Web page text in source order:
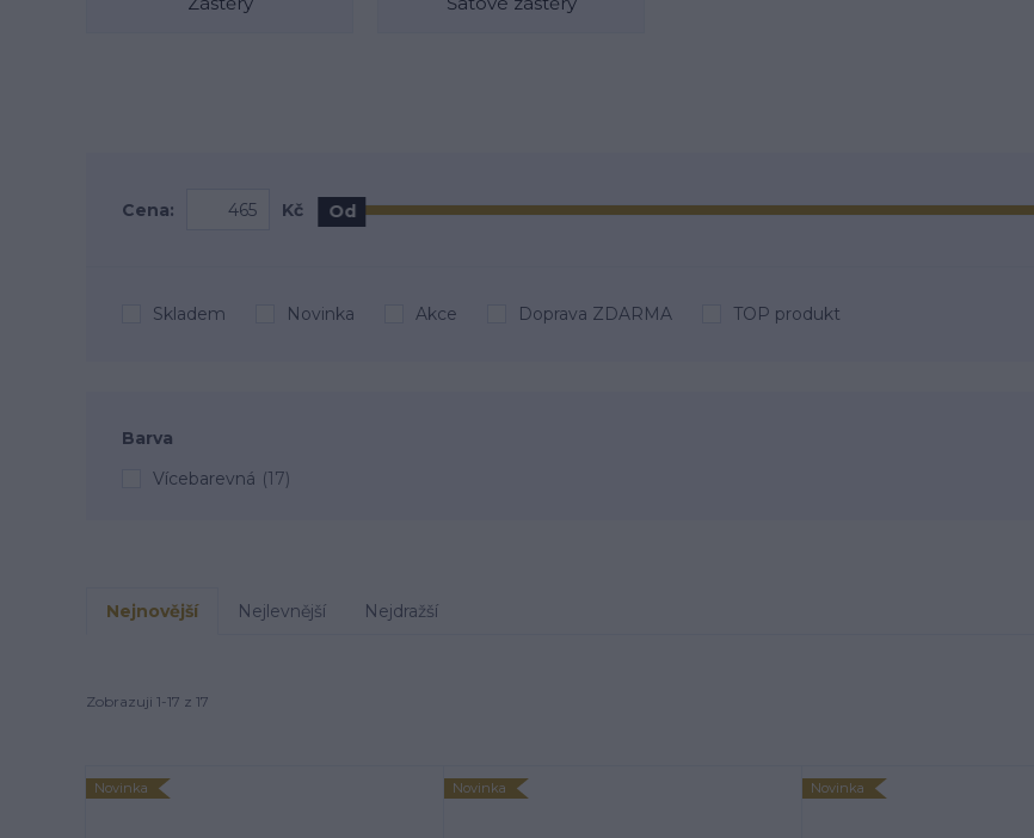
Cena: Kč Od
Skladem Novinka Akce Doprava ZDARMA TOP produkt
Barva
Vícebarevná (17)
Nejnovější Nejlevnější Nejdražší
Zobrazuji 1-17 z 17
Novinka Novinka Novinka